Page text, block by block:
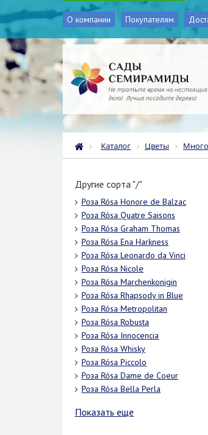
О компании Покупателям
Каталог Цветы
Другие сорта "/"
Роза Rósa Honore de Balzac
Роза Rósa Quatre Saisons
Роза Rósa Graham Thomas
Роза Rósa Ena Harkness
Роза Rósa Leonardo da Vinci
Роза Rósa Nicole
Роза Rósa Marchenkonigin
Роза Rósa Rhapsody in Blue
Роза Rósa Metropolitan
Роза Rósa Robusta
Роза Rósa Innocencia
Роза Rósa Whisky
Роза Rósa Piccolo
Роза Rósa Dame de Coeur
Роза Rósa Bella Perla
Показать еще